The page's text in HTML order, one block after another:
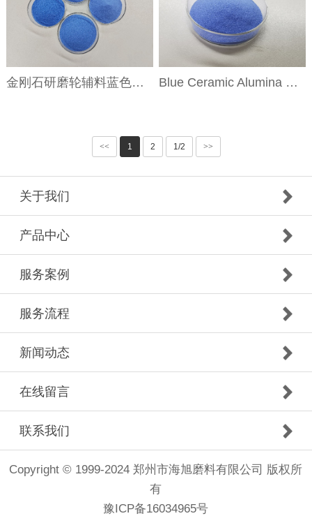
金刚石研磨轮辅料蓝色刚玉SG磨料砂120# 150# 180# 220# Blue Ceramic Alumina BCA磨料F150# F180# F220# F240# F280#
<< 1 2 1/2 >>
关于我们
产品中心
服务案例
服务流程
新闻动态
在线留言
联系我们
Copyright © 1999-2024 郑州市海旭磨料有限公司 版权所
有
豫ICP备16034965号